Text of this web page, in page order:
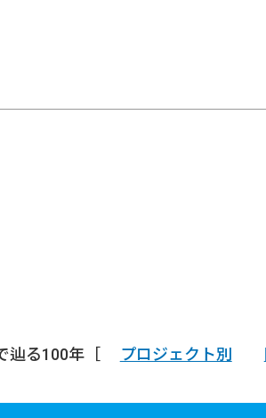
辿る100年［ プロジェクト別